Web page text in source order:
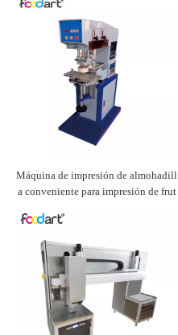
Máquina de impresión de almohadill
a conveniente para impresión de frut